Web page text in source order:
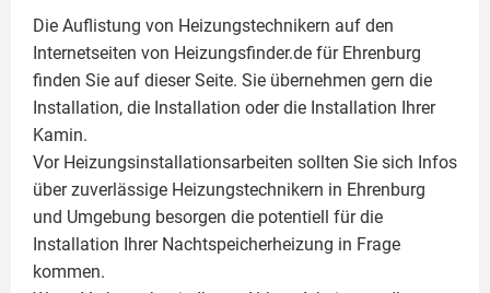
Die Auflistung von Heizungstechnikern auf den
Internetseiten von Heizungsfinder.de für Ehrenburg
finden Sie auf dieser Seite. Sie übernehmen gern die
Installation, die Installation oder die Installation Ihrer
Kamin.
Vor Heizungsinstallationsarbeiten sollten Sie sich Infos
über zuverlässige Heizungstechnikern in Ehrenburg
und Umgebung besorgen die potentiell für die
Installation Ihrer Nachtspeicherheizung in Frage
kommen.